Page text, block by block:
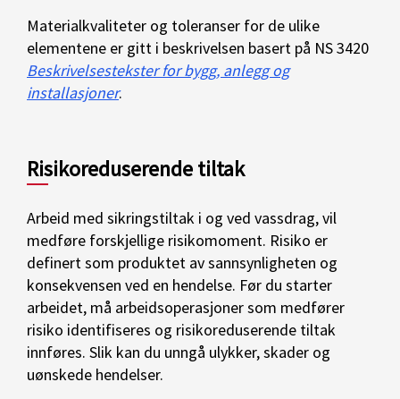
Materialkvaliteter og toleranser for de ulike
elementene er gitt i beskrivelsen basert på NS 3420
Beskrivelsestekster for bygg, anlegg og
installasjoner.
Risikoreduserende tiltak
Arbeid med sikringstiltak i og ved vassdrag, vil
medføre forskjellige risikomoment. Risiko er
definert som produktet av sannsynligheten og
konsekvensen ved en hendelse. Før du starter
arbeidet, må arbeidsoperasjoner som medfører
risiko identifiseres og risikoreduserende tiltak
innføres. Slik kan du unngå ulykker, skader og
uønskede hendelser.